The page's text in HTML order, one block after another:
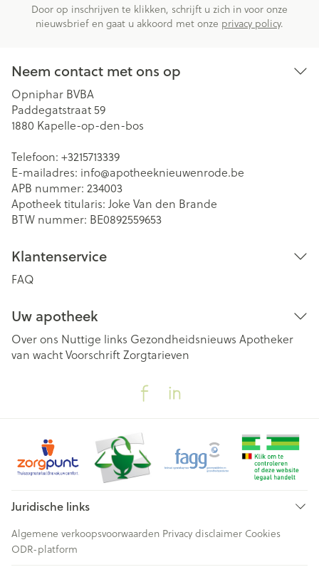
Door op inschrijven te klikken, schrijft u zich in voor onze
nieuwsbrief en gaat u akkoord met onze privacy policy.
Neem contact met ons op
Opniphar BVBA
Paddegatstraat 59
1880 Kapelle-op-den-bos
Telefoon: +3215713339
E-mailadres: info@apotheeknieuwenrode.be
APB nummer: 234003
Apotheek titularis: Joke Van den Brande
BTW nummer: BE0892559653
Klantenservice
FAQ
Uw apotheek
Over ons Nuttige links Gezondheidsnieuws Apotheker
van wachtVoorschriftZorgtarieven
Juridische links
Algemene verkoopsvoorwaarden Privacy disclaimer Cookies
ODR-platform